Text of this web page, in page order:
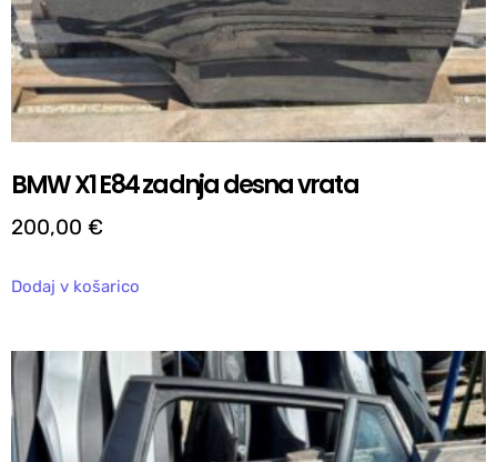
BMW X1 E84 zadnja desna vrata
200,00 €
Dodaj v košarico